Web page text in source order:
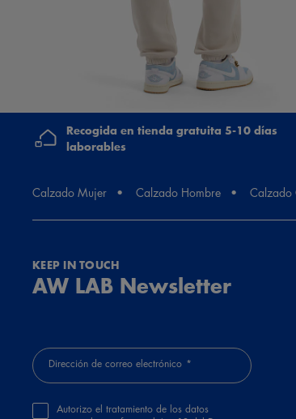
Recogida en tienda gratuita 5-10 días
laborables
Calzado Mujer Calzado Hombre Calzado
KEEP IN TOUCH
AW LAB Newsletter
Dirección de correo electrónico
Autorizo el tratamiento de los datos